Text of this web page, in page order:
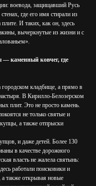
воевода, защищавший Русь
где его имя стирали из
И таких, как он, здесь
вычеркнутые из жизни и с
— каменный ковчег, где
городском кладбище, а прямо в
В Кирилло-Белозерском
плит. Это не просто камень.
не только святые и
а также отпрыски
и даже детей. Более 130
в качестве дорожного
власть не жалела святынь:
работали поисковики и
а также открывая новые